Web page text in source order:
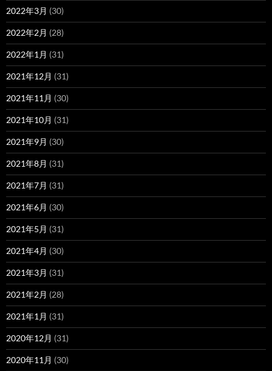
2022年3月 (30)
2022年2月 (28)
2022年1月 (31)
2021年12月 (31)
2021年11月 (30)
2021年10月 (31)
2021年9月 (30)
2021年8月 (31)
2021年7月 (31)
2021年6月 (30)
2021年5月 (31)
2021年4月 (30)
2021年3月 (31)
2021年2月 (28)
2021年1月 (31)
2020年12月 (31)
2020年11月 (30)